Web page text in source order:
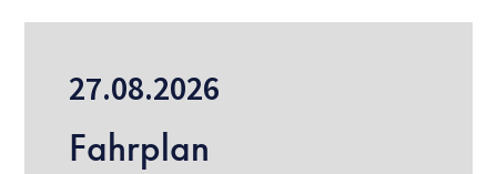
27.08.2026
Fahrplan